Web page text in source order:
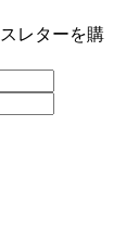
レターを購